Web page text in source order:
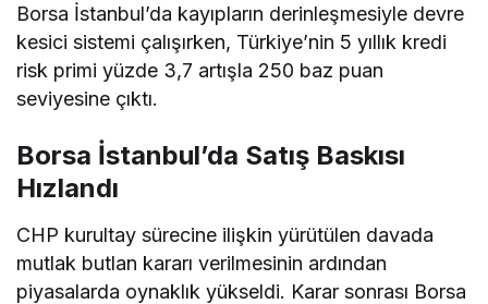
Borsa İstanbul’da kayıpların derinleşmesiyle devre
kesici sistemi çalışırken, Türkiye’nin 5 yıllık kredi
risk primi yüzde 3,7 artışla 250 baz puan
seviyesine çıktı.
Borsa İstanbul’da Satış Baskısı
Hızlandı
CHP kurultay sürecine ilişkin yürütülen davada
mutlak butlan kararı verilmesinin ardından
piyasalarda oynaklık yükseldi. Karar sonrası Borsa